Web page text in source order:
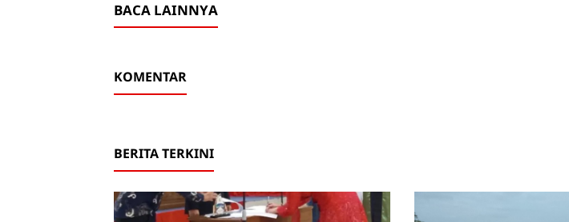
BACA LAINNYA
KOMENTAR
BERITA TERKINI